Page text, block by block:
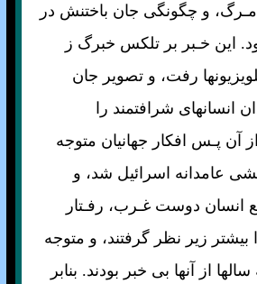
و چگونگی جان باختنش در
اين خـبر بر تلکس خبرگ ز
رفت، و تصوير جان
انسانهای شرافتمند را
آن پـس افکار جهانيان متوجه
عامدانه اسرائيل شد، و
انسان دوست غـرب، رفـتار
بيشتر زير نظر گرفتند، و متوجه
از آنها بی خبر بودند. بنابر